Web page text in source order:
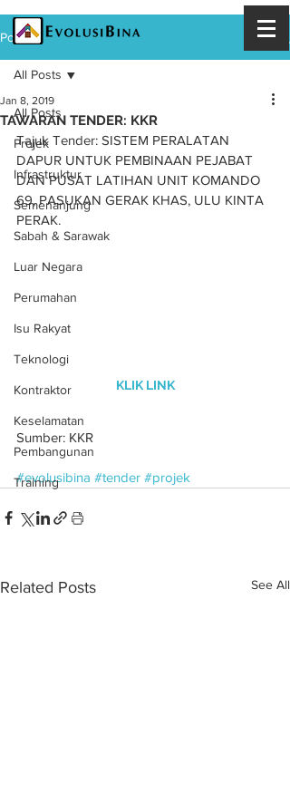
Post
All Posts
Projek
Infrastruktur
Semenanjung
Sabah & Sarawak
Luar Negara
Perumahan
Isu Rakyat
Teknologi
Kontraktor
Keselamatan
Pembangunan
Training
All Posts
TAWARAN TENDER: KKR
Jan 8, 2019
Tajuk Tender: SISTEM PERALATAN
DAPUR UNTUK PEMBINAAN PEJABAT
DAN PUSAT LATIHAN UNIT KOMANDO
69, PASUKAN GERAK KHAS, ULU KINTA
PERAK.
KLIK LINK
Sumber: KKR
#evolusibina #tender #projek
Related Posts See All